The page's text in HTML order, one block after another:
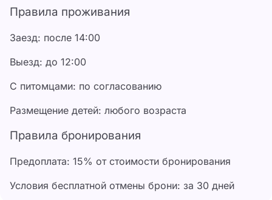
Правила проживания
Заезд: после 14:00
Выезд: до 12:00
С питомцами: по согласованию
Размещение детей: любого возраста
Правила бронирования
Предоплата: 15% от стоимости бронирования
Условия бесплатной отмены брони: за 30 дней